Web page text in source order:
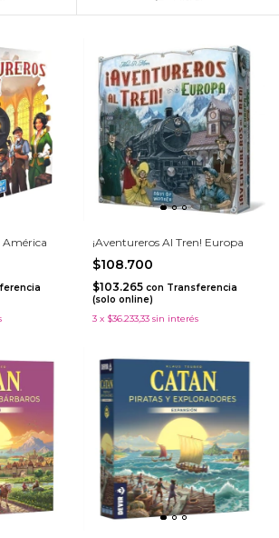
América ¡Aventureros Al Tren! Europa
$108.700
$103.265 con Transferencia
(solo online)
3 x $36.233,33 sin interés